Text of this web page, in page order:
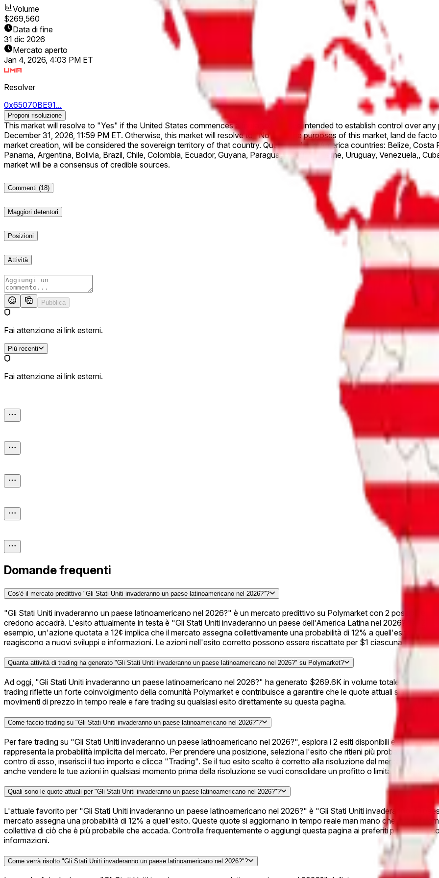
Volume
$269,560
Data di fine
31 dic 2026
Mercato aperto
Jan 4, 2026, 4:03 PM ET
Resolver
0x65070BE91...
Proponi risoluzione
This market will resolve to "Yes" if the United States commences a military offensive intended to establish control over
December 31, 2026, 11:59 PM ET. Otherwise, this market will resolve to "No". For the purposes of this market, land de facto controlled by the relevant country or the United States as
market creation, will be considered the sovereign territory of that country. Qualifying Latin America countries: Belize, Costa Rica, El Salvador, Guatemala, Honduras, Mexico, Nicaragua,
Panama, Argentina, Bolivia, Brazil, Chile, Colombia, Ecuador, Guyana, Paraguay, Peru, Suriname, Uruguay, Venezuela,, Cuba, Dominican
market will be a consensus of credible sources.
Commenti (18)
Maggiori detentori
Posizioni
Attività
Pubblica
Fai attenzione ai link esterni.
Più recenti
Fai attenzione ai link esterni.
Domande frequenti
Cos'è il mercato predittivo "Gli Stati Uniti invaderanno un paese latinoamericano nel 2026?"?
"Gli Stati Uniti invaderanno un paese latinoamericano nel 2026?" è un mercato predittivo su Polymarket con 2 possibili
credono accadrà. L'esito attualmente in testa è "Gli Stati Uniti invaderanno un paese dell'America Latina nel 2026?" a
esempio, un'azione quotata a 12¢ implica che il mercato assegna collettivamente una probabilità di 12% a quell'esito.
reagiscono a nuovi sviluppi e informazioni. Le azioni nell'esito corretto possono essere riscattate per $1 ciascuna alla
Quanta attività di trading ha generato "Gli Stati Uniti invaderanno un paese latinoamericano nel 2026?" su Polymarket?
Ad oggi, "Gli Stati Uniti invaderanno un paese latinoamericano nel 2026?" ha generato $269.6K in volume totale di trading
trading riflette un forte coinvolgimento della comunità Polymarket e contribuisce a garantire che le quote attuali siano
movimenti di prezzo in tempo reale e fare trading su qualsiasi esito direttamente su questa pagina.
Come faccio trading su "Gli Stati Uniti invaderanno un paese latinoamericano nel 2026?"?
Per fare trading su "Gli Stati Uniti invaderanno un paese latinoamericano nel 2026?", esplora i 2 esiti disponibili elencati in
rappresenta la probabilità implicita del mercato. Per prendere una posizione, seleziona l'esito che ritieni più probabile,
contro di esso, inserisci il tuo importo e clicca "Trading". Se il tuo esito scelto è corretto alla risoluzione del mercato, le
anche vendere le tue azioni in qualsiasi momento prima della risoluzione se vuoi consolidare un profitto o limitare una
Quali sono le quote attuali per "Gli Stati Uniti invaderanno un paese latinoamericano nel 2026?"?
L'attuale favorito per "Gli Stati Uniti invaderanno un paese latinoamericano nel 2026?" è "Gli Stati Uniti invaderanno un
mercato assegna una probabilità di 12% a quell'esito. Queste quote si aggiornano in tempo reale man mano che i trader
collettiva di ciò che è più probabile che accada. Controlla frequentemente o aggiungi questa pagina ai preferiti per seguire
informazioni.
Come verrà risolto "Gli Stati Uniti invaderanno un paese latinoamericano nel 2026?"?